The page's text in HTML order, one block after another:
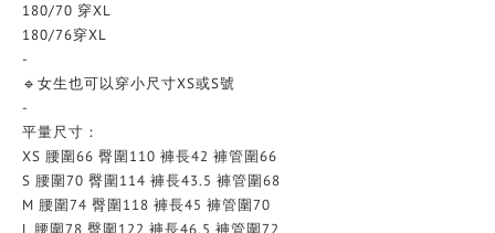
180/70 穿XL
180/76穿XL
-
🔹女生也可以穿小尺寸XS或S號
-
平量尺寸：
XS 腰圍66 臀圍110 褲長42 褲管圍66
S 腰圍70 臀圍114 褲長43.5 褲管圍68
M 腰圍74 臀圍118 褲長45 褲管圍70
L 腰圍78 臀圍122 褲長46.5 褲管圍72